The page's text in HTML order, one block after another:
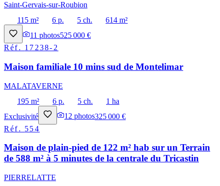
Saint-Gervais-sur-Roubion
115 m²
6 p. 5 ch.
614 m²
11 photos525 000 €
Réf. 17238-2
Maison familiale 10 mins sud de Montelimar
MALATAVERNE
195 m²
6 p. 5 ch.
1 ha
Exclusivité
12 photos325 000 €
Réf. 554
Maison de plain-pied de 122 m² hab sur un Terrain
de 588 m² à 5 minutes de la centrale du Tricastin
PIERRELATTE